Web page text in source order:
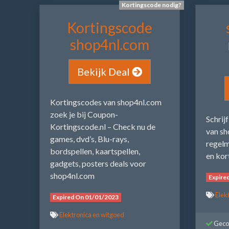
Kortingscode nodig?
Kortingscode
shop4nl.com
Bekijk Deal
Kortingscodes van shop4nl.com
zoek je bij Coupon-
Kortingscode.nl – Check nu de
games, dvd’s, Blu-rays,
bordspellen, kaartspellen,
gadgets, posters deals voor
shop4nl.com
Expired On 01/01/2023
Elektronica en witgoed
van
en